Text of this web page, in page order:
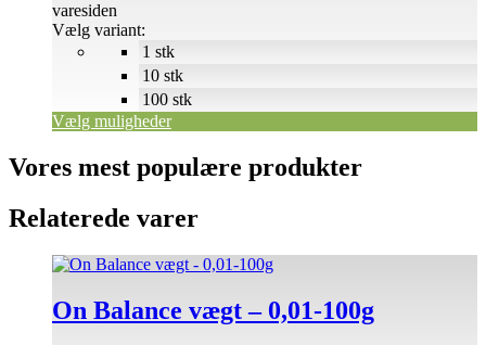
Vælg variant:
Vælg muligheder
varesiden
1 stk
10 stk
100 stk
Vores mest populære produkter
Relaterede varer
On Balance vægt – 0,01-100g